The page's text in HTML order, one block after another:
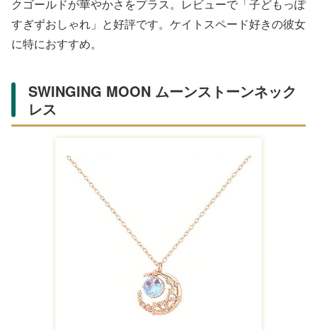
Amazonで購入する
愛の言葉が刻まれたリボン結びデザインのクールなネック
レス。シルバー素材で大人の雰囲気があり、胸元が開いた